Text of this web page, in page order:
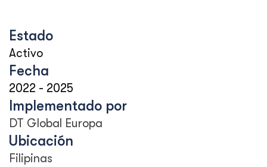
Estado
Activo
Fecha
2022 - 2025
Implementado por
DT Global Europa
Ubicación
Filipinas